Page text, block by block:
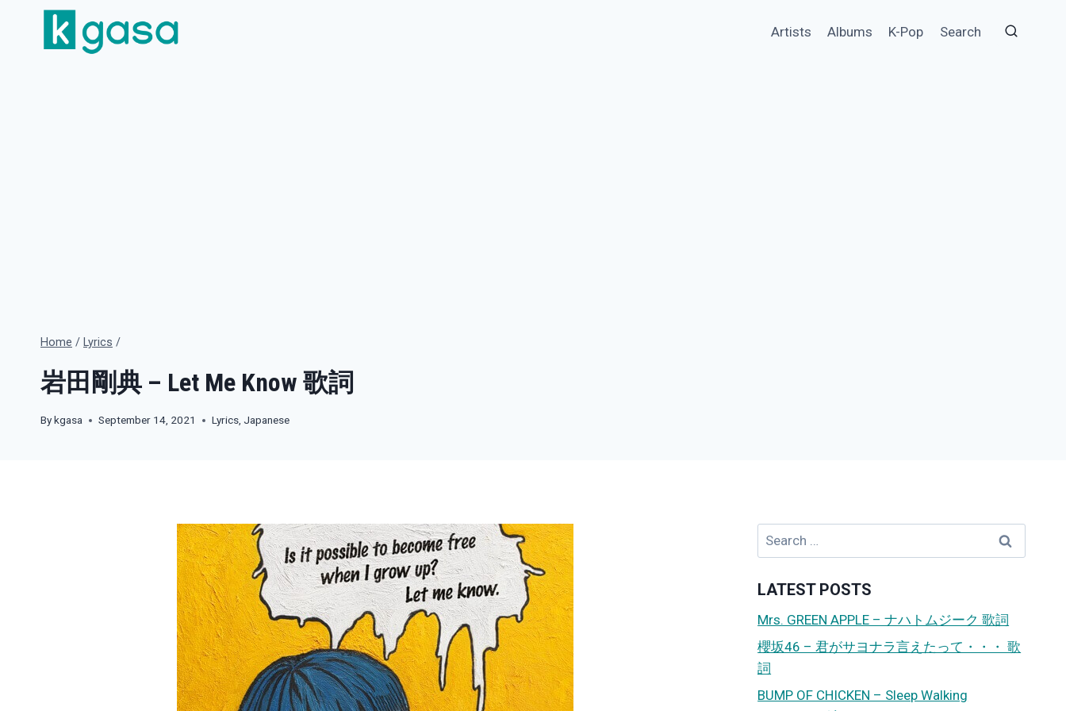
content
Artists Albums K-Pop Search
Home / Lyrics /
岩田剛典 – Let Me Know 歌詞
Bykgasa September 14, 2021 Lyrics, Japanese
Search
for:
LATEST POSTS
Mrs. GREEN APPLE – ナハトムジーク 歌詞
櫻坂46 – 君がサヨナラ言えたって・・・ 歌
詞
BUMP OF CHICKEN – Sleep Walking